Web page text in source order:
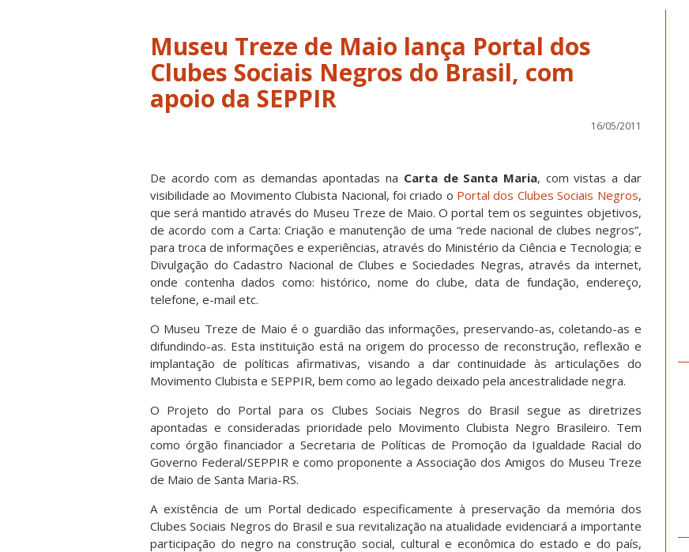
Museu Treze de Maio lança Portal dos
Clubes Sociais Negros do Brasil, com
apoio da SEPPIR
16/05/2011
De acordo com as demandas apontadas na Carta de Santa Maria, com vistas a dar
visibilidade ao Movimento Clubista Nacional, foi criado o Portal dos Clubes Sociais Negros,
que será mantido através do Museu Treze de Maio. O portal tem os seguintes objetivos,
de acordo com a Carta: Criação e manutenção de uma “rede nacional de clubes negros”,
para troca de informações e experiências, através do Ministério da Ciência e Tecnologia; e
Divulgação do Cadastro Nacional de Clubes e Sociedades Negras, através da internet,
onde contenha dados como: histórico, nome do clube, data de fundação, endereço,
telefone, e-mail etc.
O Museu Treze de Maio é o guardião das informações, preservando-as, coletando-as e
difundindo-as. Esta instituição está na origem do processo de reconstrução, reflexão e
implantação de políticas afirmativas, visando a dar continuidade às articulações do
Movimento Clubista e SEPPIR, bem como ao legado deixado pela ancestralidade negra.
O Projeto do Portal para os Clubes Sociais Negros do Brasil segue as diretrizes
apontadas e consideradas prioridade pelo Movimento Clubista Negro Brasileiro. Tem
como órgão financiador a Secretaria de Políticas de Promoção da Igualdade Racial do
Governo Federal/SEPPIR e como proponente a Associação dos Amigos do Museu Treze
de Maio de Santa Maria-RS.
A existência de um Portal dedicado especificamente à preservação da memória dos
Clubes Sociais Negros do Brasil e sua revitalização na atualidade evidenciará a importante
participação do negro na construção social, cultural e econômica do estado e do país,